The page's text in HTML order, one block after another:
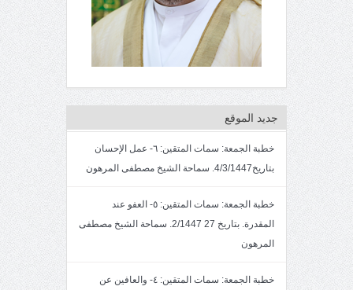
جديد الموقع
خطبة الجمعة: سمات المتقين: ٦- عمل الإحسان
بتاريخ4/3/1447. سماحة الشيخ مصطفى المرهون
خطبة الجمعة: سمات المتقين: ٥- العفو عند
المقدرة. بتاريخ 27 2/1447. سماحة الشيخ مصطفى
المرهون
خطبة الجمعة: سمات المتقين: ٤- والعافين عن